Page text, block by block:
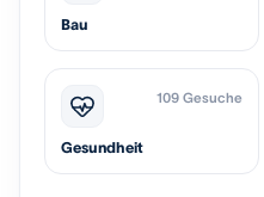
Bau
109 Gesuche
Gesundheit